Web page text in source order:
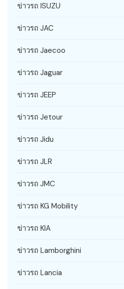
ข่าวรถ ISUZU
ข่าวรถ JAC
ข่าวรถ Jaecoo
ข่าวรถ Jaguar
ข่าวรถ JEEP
ข่าวรถ Jetour
ข่าวรถ Jidu
ข่าวรถ JLR
ข่าวรถ JMC
ข่าวรถ KG Mobility
ข่าวรถ KIA
ข่าวรถ Lamborghini
ข่าวรถ Lancia